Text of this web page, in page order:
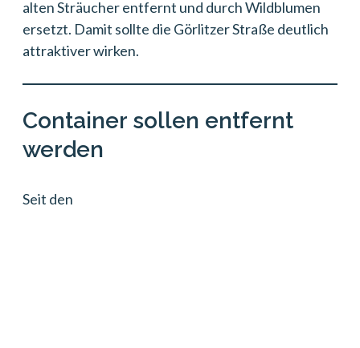
alten Sträucher entfernt und durch Wildblumen
ersetzt. Damit sollte die Görlitzer Straße deutlich
attraktiver wirken.
Container sollen entfernt
werden
Seit den